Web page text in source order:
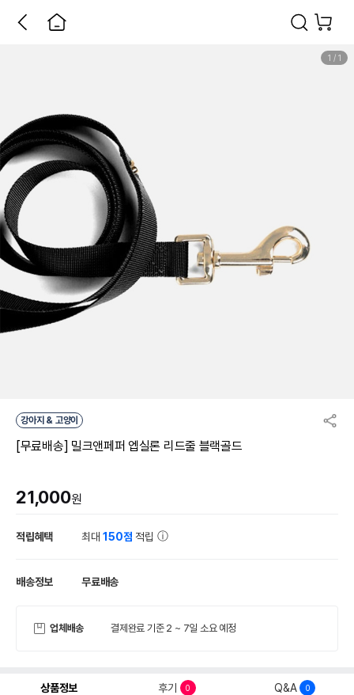
1 / 1
강아지 & 고양이
[무료배송] 밀크앤페퍼 엡실론 리드줄 블랙골드
21,000원
적립혜택 최대150점 적립
배송정보 무료배송
업체배송 결제완료 기준 2 ~ 7일 소요 예정
상품정보 후기 0 Q&A 0